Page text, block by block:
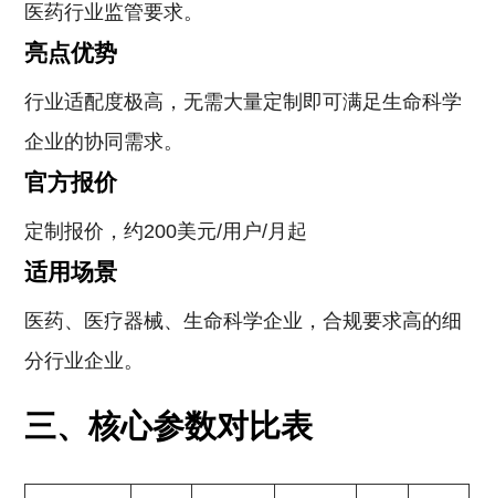
医药行业监管要求。
亮点优势
行业适配度极高，无需大量定制即可满足生命科学
企业的协同需求。
官方报价
定制报价，约200美元/用户/月起
适用场景
医药、医疗器械、生命科学企业，合规要求高的细
分行业企业。
三、核心参数对比表